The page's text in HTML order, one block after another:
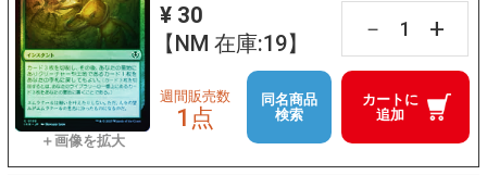
¥ 30
【NM 在庫:19】
－ +
カートに
追加
週間販売数
1点
同名商品
検索